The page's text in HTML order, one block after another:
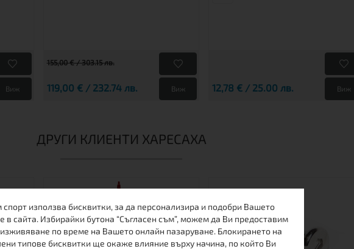
Виж
155,00 € / 303.15 лв.
119,00 € / 232.74 лв. Виж 12,78 € / 25.00 лв. Виж
ДРУГИ КЛИЕНТИ ХАРЕСАХА
спорт използва бисквитки, за да персонализира и подобри Вашето
в сайта. Избирайки бутона “Съгласен съм”, можем да Ви предоставим
по време на Вашето онлайн пазаруване. Блокирането на
типове бисквитки ще окаже влияние върху начина, по който Ви